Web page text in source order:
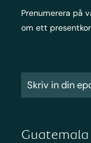
Prenumerera på
om ett
Guatemala